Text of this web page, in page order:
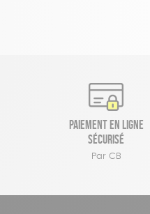
Paiement en ligne
sécurisé
Par CB